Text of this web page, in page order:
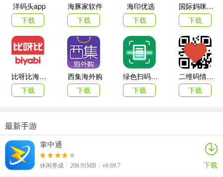
【大阴阳师 式神集结召唤】
游戏在原作丰富的角色架构基础上,带来全新的moba体验.玩家将操控
大天狗、茨木童子、姑获鸟等人气式神,施放多重酷炫华丽技能,感受
Moba手游独有的全新战斗快感！
【花式套路 丰富技能组合】
采用4个式神技能+2个通用灵咒,带来更多的技能组合和战术变化;独特
会让战斗更加富有策略性,让玩家能够充分体验到moba手游的全新魅
力！
【唯美和风 中日声优】
延续了《阴阳师》细腻唯美的和风画面,与平安京时期完美融合.同时,
洋码头app
下载
海豚家软件
下载
海印优选
下载
国际妈咪海外商城
下载
比呀比海外购手机版
下载
西集海外购
下载
绿色扫码软件
下载
二维码情书生成器客户端(love letter qrcode)
下载
最新手游
掌中通
休闲养成 208.91MB v6.69.7 下载